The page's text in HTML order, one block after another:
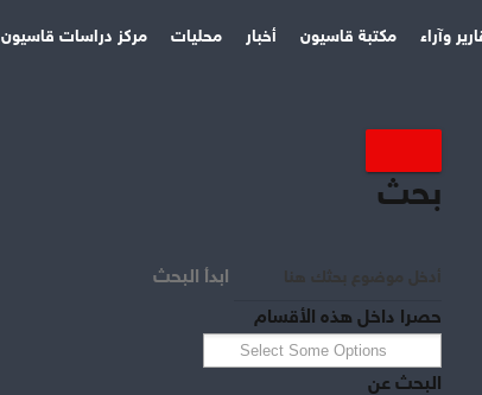
وآراء مكتبة قاسيون أخبار محليات مركز دراسات قاسيون
بحث
ابدأ البحث
حصرا داخل هذه الأقسام
البحث عن